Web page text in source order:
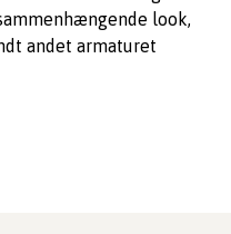
look,
andet armaturet